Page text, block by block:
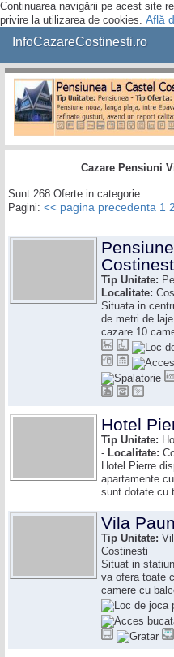
Continuarea navigării pe acest site
privire la utilizarea de cookies. Află
InfoCazareCostinesti.ro
Cazare Pensiuni
Sunt 268 Oferte in categorie.
Pagini: << pagina precedenta 1 2
Tip Unitate:
Localitate:
Situata in
de metri de
cazare 10
Hotel
Tip Unitate:
- Localitate:
Hotel Pierre
apartamente
sunt dotate cu
Vila
Tip Unitate:
Costinesti
Situat in
va ofera toate
camere cu